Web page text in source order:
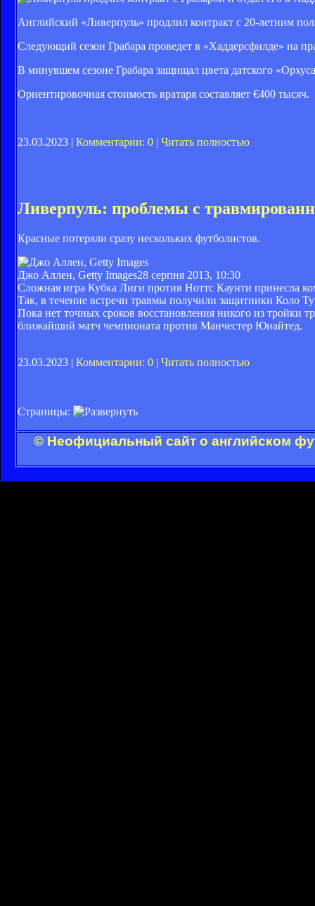
Английский «Ливерпуль» продлил контракт с 20-летним
Следующий сезон Грабара проведет в «Хаддерсфилде» на
В минувшем сезоне Грабара защищал цвета датского
Ориентировочная стоимость вратаря составляет €400 тысяч.
23.03.2023 | Комментарии: 0 | Читать полностью
Ливерпуль: проблемы с
Красные потеряли сразу нескольких футболистов.
Джо Аллен, Getty Images28 серпня 2013, 10:30
Сложная игра Кубка Лиги против Ноттс Каунти принесла
Так, в течение встречи травмы получили защитники Коло
Пока нет точных сроков восстановления никого из тройки
ближайший матч чемпионата против Манчестер Юнайтед.
23.03.2023 | Комментарии: 0 | Читать полностью
Страницы:
© Неофициальный сайт о английском